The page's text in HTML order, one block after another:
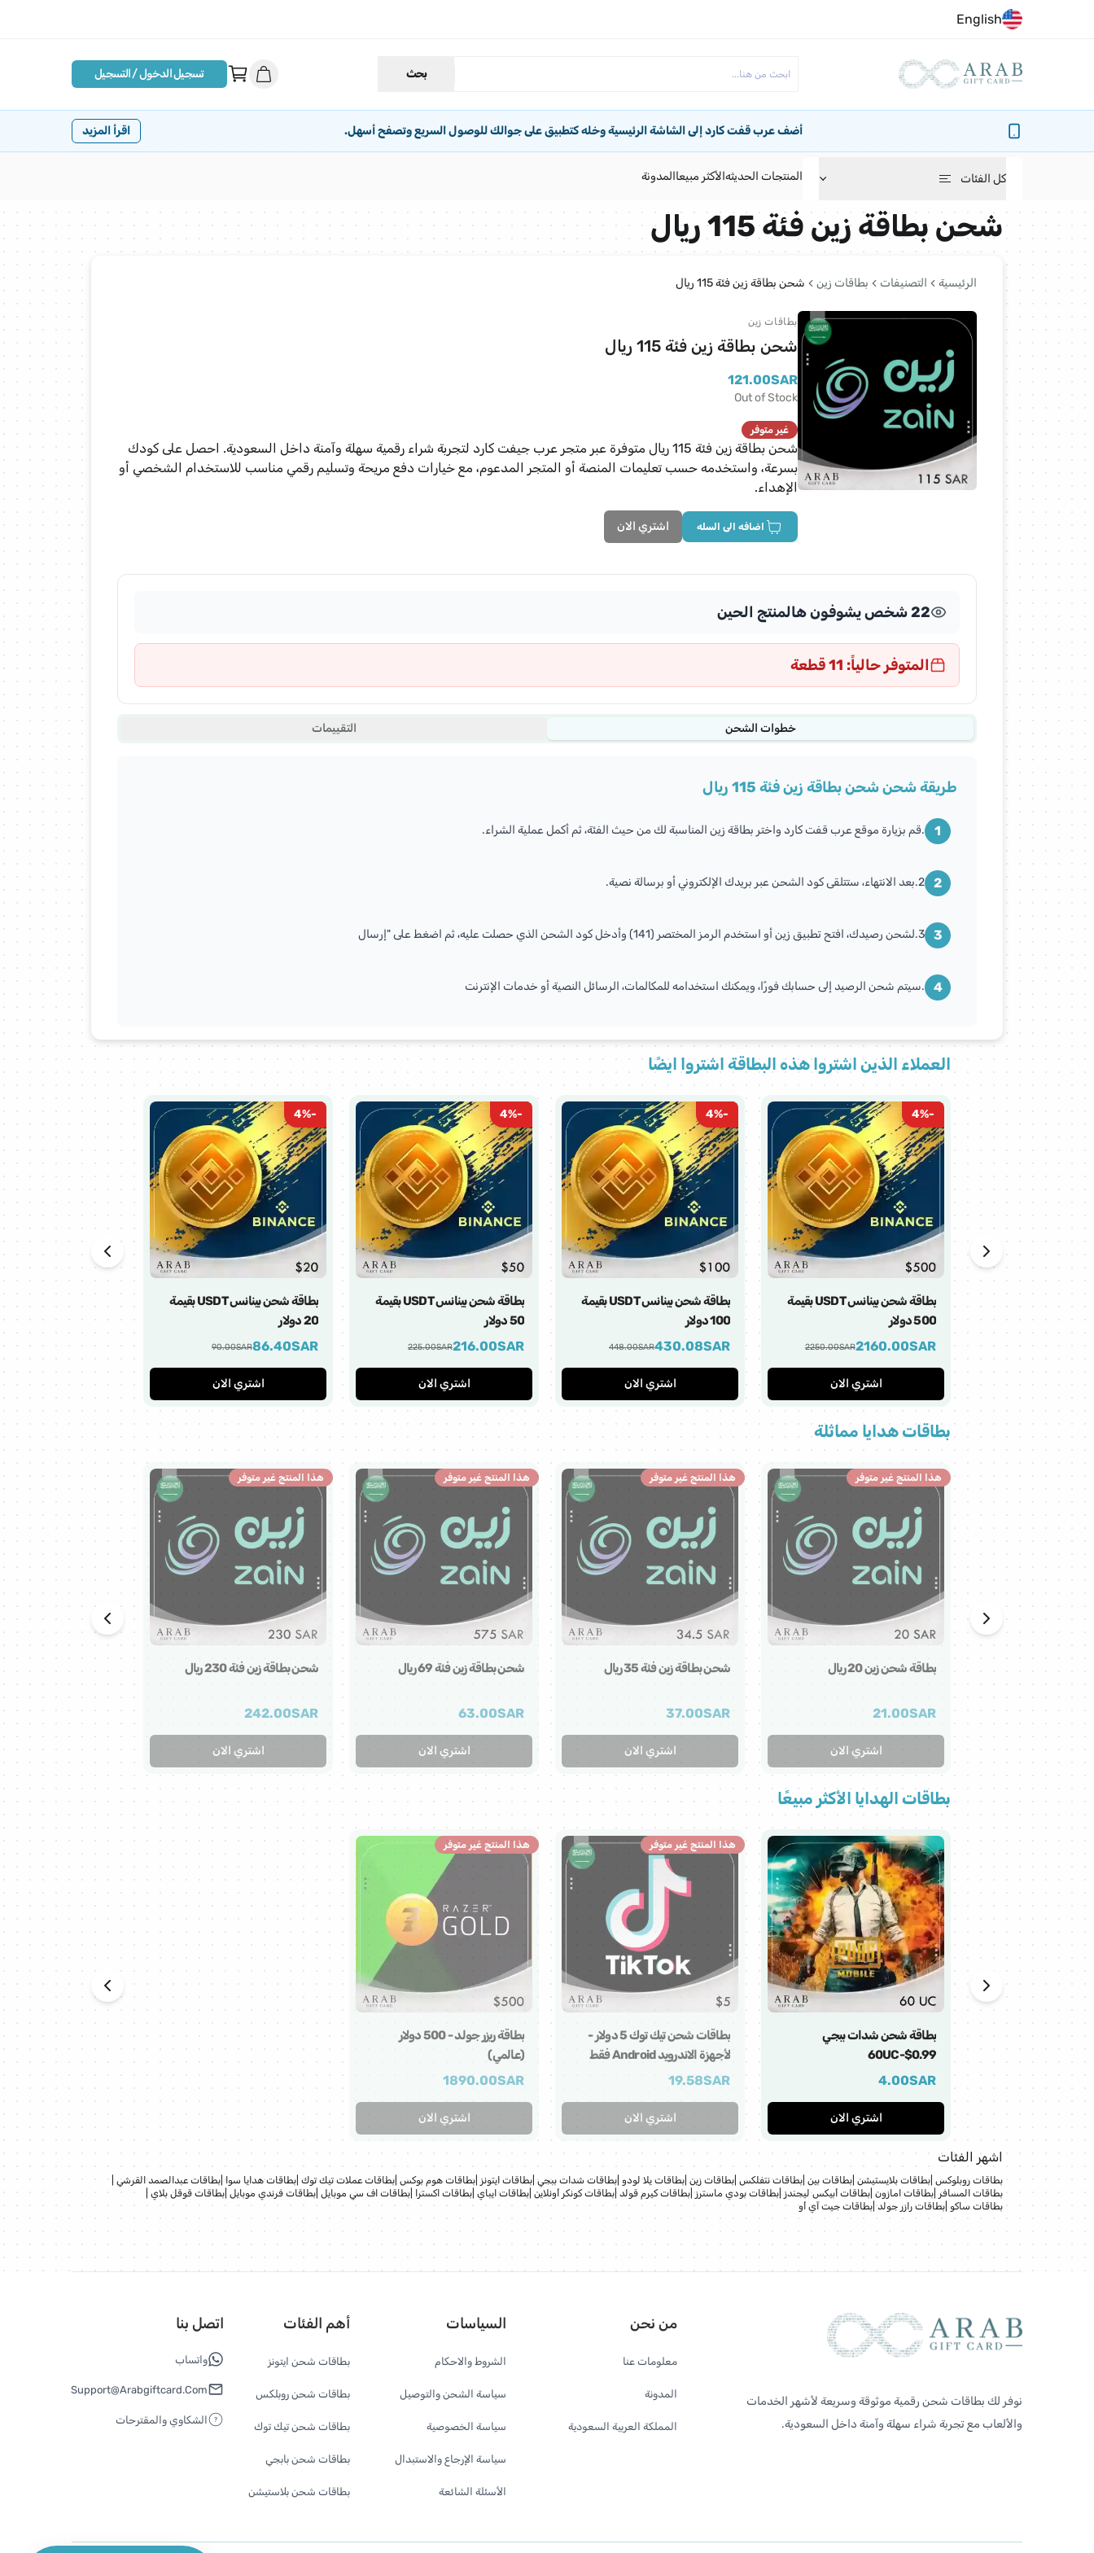
English
بحث تسجيل الدخول / التسجيل
أضف عرب قفت كارد إلى الشاشة الرئيسية وخله كتطبيق على جوالك للوصول السريع وتصفح أسهل. اقرأ المزيد
كل الفئات
بطاقات روبلوكس
بطاقات بلايستيشن
بطاقات بين
بطاقات نتفلكس
بطاقات زين
بطاقات يلا لودو
بطاقات ايتونز
بطاقات هوم بوكس
بطاقات عملات تيك توك
بطاقات هدايا سوا
بطاقات المسافر
بطاقات كونكر أونلاين
بطاقات ايباي
بطاقات اكسترا
بطاقات اف سي موبايل
بطاقات فرندي موبايل
بطاقات قوقل بلاي
بطاقات ساكو
بطاقات رازر جولد
المنتجات الحديثهالأكثر مبيعاالمدونة
شحن بطاقة زين فئة 115 ريال
الرئيسية التصنيفات بطاقات زين شحن بطاقة زين فئة 115 ريال
شحن بطاقة زين فئة 115 ريال
بطاقات زين
121.00SAR
Out of Stock
غير متوفر
شحن بطاقة زين فئة 115 ريال متوفرة عبر متجر عرب جيفت كارد لتجربة شراء رقمية سهلة وآمنة داخل السعودية. احصل على كودك
بسرعة، واستخدمه حسب تعليمات المنصة أو المتجر المدعوم، مع خيارات دفع مريحة وتسليم رقمي مناسب للاستخدام الشخصي أو
الإهداء.
اضافه الى السله اشتري الان
22 شخص يشوفون هالمنتج الحين
المتوفر حالياً: 11 قطعة
خطوات الشحن التقييمات
طريقة شحن شحن بطاقة زين فئة 115 ريال
1 .قم بزيارة موقع عرب قفت كارد واختر بطاقة زين المناسبة لك من حيث الفئة، ثم أكمل عملية الشراء.
2 2.بعد الانتهاء، ستتلقى كود الشحن عبر بريدك الإلكتروني أو برسالة نصية.
3 3.لشحن رصيدك، افتح تطبيق زين أو استخدم الرمز المختصر (141) وأدخل كود الشحن الذي حصلت عليه، ثم اضغط على "إرسال
4 .سيتم شحن الرصيد إلى حسابك فورًا، ويمكنك استخدامه للمكالمات، الرسائل النصية أو خدمات الإنترنت
العملاء الذين اشتروا هذه البطاقة اشتروا ايضًا
-
4%
بطاقة شحن بينانس USDT بقيمة
500 دولار
2160.00SAR
2250.00SAR
اشتري الان
-
4%
بطاقة شحن بينانس USDT بقيمة
100 دولار
430.08SAR
448.00SAR
اشتري الان
-
4%
بطاقة شحن بينانس USDT بقيمة
50 دولار
216.00SAR
225.00SAR
اشتري الان
-
4%
بطاقة شحن بينانس USDT بقيمة
20 دولار
86.40SAR
90.00SAR
اشتري الان
بطاقات هدايا مماثلة
بطاقة شحن زين 20 ريال
21.00SAR
هذا المنتج غير متوفر
اشتري الان
شحن بطاقة زين فئة 35 ريال
37.00SAR
هذا المنتج غير متوفر
اشتري الان
شحن بطاقة زين فئة 69 ريال
63.00SAR
هذا المنتج غير متوفر
اشتري الان
شحن بطاقة زين فئة 230 ريال
242.00SAR
هذا المنتج غير متوفر
اشتري الان
بطاقات الهدايا الأكثر مبيعًا
بطاقة شحن شدات ببجي
60UC-$0.99
4.00SAR
اشتري الان
بطاقات شحن تيك توك 5 دولار -
لأجهزة الاندرويد Android فقط
19.58SAR
هذا المنتج غير متوفر
اشتري الان
بطاقة ريزر جولد - 500 دولار
(عالمي)
1890.00SAR
هذا المنتج غير متوفر
اشتري الان
اشهر الفئات
بطاقات روبلوكس بطاقات بلايستيشن بطاقات بين بطاقات نتفلكس بطاقات زين بطاقات يلا لودو بطاقات شدات ببجي بطاقات ايتونز بطاقات هوم بوكس بطاقات عملات تيك توك بطاقات هدايا سوا بطاقات عبدالصمد القرشي
بطاقات المسافر بطاقات امازون بطاقات أبيكس ليجندز بطاقات بودي ماسترز بطاقات كيرم قولد بطاقات كونكر أونلاين بطاقات ايباي بطاقات اكسترا بطاقات اف سي موبايل بطاقات فرندي موبايل بطاقات قوقل بلاي
بطاقات ساكو بطاقات رازر جولد بطاقات جيت آي أو
نوفر لك بطاقات شحن رقمية موثوقة وسريعة لأشهر الخدمات
والألعاب مع تجربة شراء سهلة وآمنة داخل السعودية.
من نحن
معلومات عنا
المدونة
المملكة العربية السعودية
السياسات
الشروط والاحكام
سياسة الشحن والتوصيل
سياسة الخصوصية
سياسة الإرجاع والاستبدال
الأسئلة الشائعة
أهم الفئات
بطاقات شحن ايتونز
بطاقات شحن روبلكس
بطاقات شحن تيك توك
بطاقات شحن بابجي
بطاقات شحن بلاستيشن
اتصل بنا
واتساب
Support@arabgiftcard.com
الشكاوي والمقترحات